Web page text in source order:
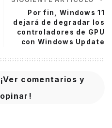
Por fin, Windows 11
dejará de degradar los
controladores de GPU
con Windows Update
¡Ver comentarios y
opinar!